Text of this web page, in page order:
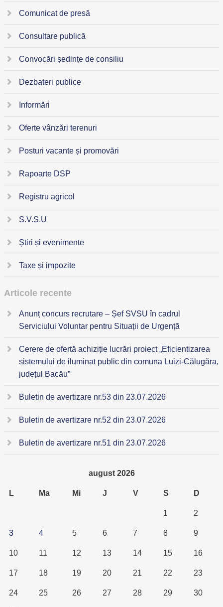
Comunicat de presă
Consultare publică
Convocări ședințe de consiliu
Dezbateri publice
Informări
Oferte vânzări terenuri
Posturi vacante și promovări
Rapoarte DSP
Registru agricol
S.V.S.U
Știri și evenimente
Taxe și impozite
Articole recente
Anunț concurs recrutare – Șef SVSU în cadrul
Serviciului Voluntar pentru Situații de Urgență
Cerere de ofertă achiziție lucrări proiect „Eficientizarea
sistemului de iluminat public din comuna Luizi-Călugăra,
județul Bacău”
Buletin de avertizare nr.53 din 23.07.2026
Buletin de avertizare nr.52 din 23.07.2026
Buletin de avertizare nr.51 din 23.07.2026
august 2026
L Ma Mi J V S D
1 2
3 4 5 6 7 8 9
10 11 12 13 14 15 16
17 18 19 20 21 22 23
24 25 26 27 28 29 30